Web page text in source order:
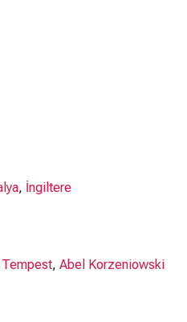
, İngiltere
, Abel Korzeniowski